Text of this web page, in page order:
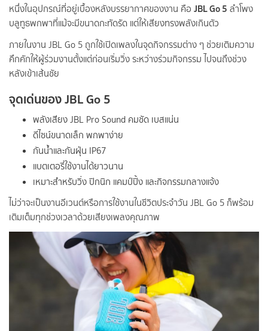
หนึ่งในอุปกรณ์ที่อยู่เบื้องหลังบรรยากาศของงาน คือ JBL Go 5 ลำโพง
บลูทูธพกพาที่แม้จะมีขนาดกะทัดรัด แต่ให้เสียงทรงพลังเกินตัว
ภายในงาน JBL Go 5 ถูกใช้เปิดเพลงในจุดกิจกรรมต่าง ๆ ช่วยเติมความ
คึกคักให้ผู้ร่วมงานตั้งแต่ก่อนเริ่มวิ่ง ระหว่างร่วมกิจกรรม ไปจนถึงช่วง
หลังเข้าเส้นชัย
จุดเด่นของ JBL Go 5
พลังเสียง JBL Pro Sound คมชัด เบสแน่น
ดีไซน์ขนาดเล็ก พกพาง่าย
กันน้ำและกันฝุ่น IP67
แบตเตอรี่ใช้งานได้ยาวนาน
เหมาะสำหรับวิ่ง ปิกนิก แคมป์ปิ้ง และกิจกรรมกลางแจ้ง
ไม่ว่าจะเป็นงานอีเวนต์หรือการใช้งานในชีวิตประจำวัน JBL Go 5 ก็พร้อม
เติมเต็มทุกช่วงเวลาด้วยเสียงเพลงคุณภาพ